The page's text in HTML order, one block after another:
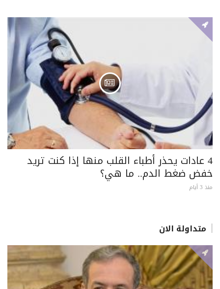
4 عادات يحذر أطباء القلب منها إذا كنت تريد
خفض ضغط الدم.. ما هي؟
منذ 3 أيام
متداولة الان